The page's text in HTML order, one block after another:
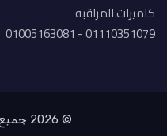
كاميرات المراقبه
01110351079 - 01005163081
© 2026 جميع الحقوق محفوظة